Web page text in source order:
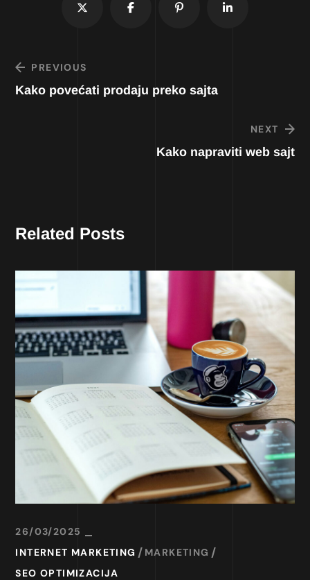
PREVIOUS
Kako povećati prodaju preko sajta
NEXT
Kako napraviti web sajt
Related Posts
26/03/2025
INTERNET MARKETING
MARKETING
SEO OPTIMIZACIJA